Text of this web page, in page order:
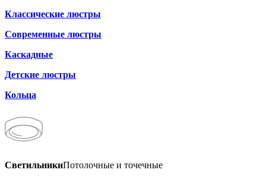
Классические люстры
Современные люстры
Каскадные
Детские люстры
Кольца
СветильникиПотолочные и точечные